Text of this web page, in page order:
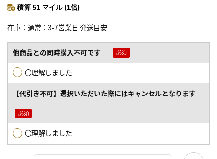
積算 51 マイル (1倍)
在庫 通常：3-7営業日 発送目安
他商品との同時購入不可です
〇理解しました
【代引き不可】選択いただいた際にはキャンセルとなります
〇理解しました